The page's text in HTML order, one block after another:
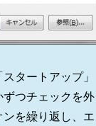
タートアップ」
ずつチェックを外
を繰り返し、エ